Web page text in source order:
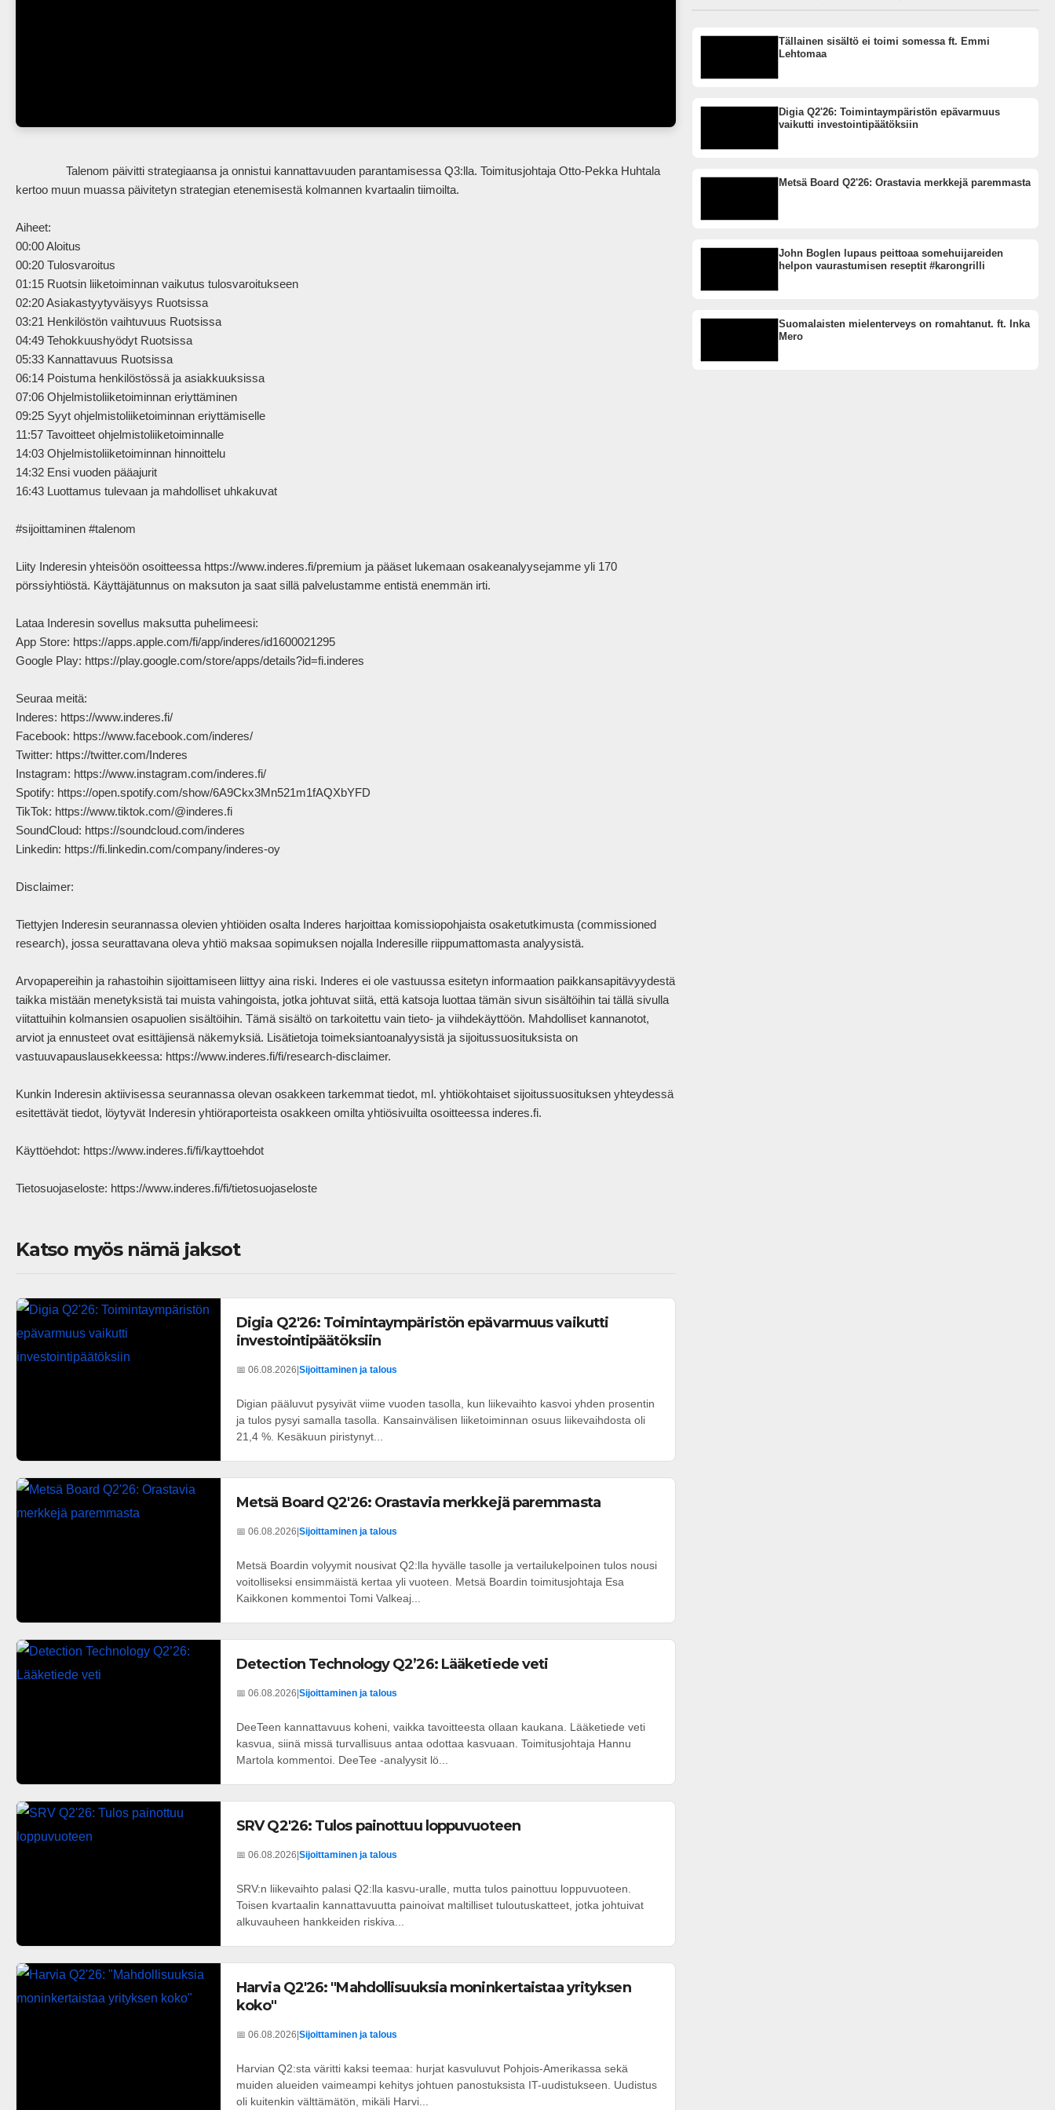
kertoo muun muassa päivitetyn strategian etenemisestä kolmannen kvartaalin tiimoilta.
Aiheet:
00:00 Aloitus
00:20 Tulosvaroitus
01:15 Ruotsin liiketoiminnan vaikutus tulosvaroitukseen
02:20 Asiakastyytyväisyys Ruotsissa
03:21 Henkilöstön vaihtuvuus Ruotsissa
04:49 Tehokkuushyödyt Ruotsissa
05:33 Kannattavuus Ruotsissa
06:14 Poistuma henkilöstössä ja asiakkuuksissa
07:06 Ohjelmistoliiketoiminnan eriyttäminen
09:25 Syyt ohjelmistoliiketoiminnan eriyttämiselle
11:57 Tavoitteet ohjelmistoliiketoiminnalle
14:03 Ohjelmistoliiketoiminnan hinnoittelu
14:32 Ensi vuoden pääajurit
16:43 Luottamus tulevaan ja mahdolliset uhkakuvat
#sijoittaminen #talenom
Liity Inderesin yhteisöön osoitteessa https://www.inderes.fi/premium ja pääset lukemaan osakeanalyysejamme yli 170
pörssiyhtiöstä. Käyttäjätunnus on maksuton ja saat sillä palvelustamme entistä enemmän irti.
Lataa Inderesin sovellus maksutta puhelimeesi:
App Store: https://apps.apple.com/fi/app/inderes/id1600021295
Google Play: https://play.google.com/store/apps/details?id=fi.inderes
Seuraa meitä:
Inderes: https://www.inderes.fi/
Facebook: https://www.facebook.com/inderes/
Twitter: https://twitter.com/Inderes
Instagram: https://www.instagram.com/inderes.fi/
Spotify: https://open.spotify.com/show/6A9Ckx3Mn521m1fAQXbYFD
TikTok: https://www.tiktok.com/@inderes.fi
SoundCloud: https://soundcloud.com/inderes
Linkedin: https://fi.linkedin.com/company/inderes-oy
Disclaimer:
Tiettyjen Inderesin seurannassa olevien yhtiöiden osalta Inderes harjoittaa komissiopohjaista osaketutkimusta (commissioned
research), jossa seurattavana oleva yhtiö maksaa sopimuksen nojalla Inderesille riippumattomasta analyysistä.
Arvopapereihin ja rahastoihin sijoittamiseen liittyy aina riski. Inderes ei ole vastuussa esitetyn informaation paikkansapitävyydestä
taikka mistään menetyksistä tai muista vahingoista, jotka johtuvat siitä, että katsoja luottaa tämän sivun sisältöihin tai tällä sivulla
viitattuihin kolmansien osapuolien sisältöihin. Tämä sisältö on tarkoitettu vain tieto- ja viihdekäyttöön. Mahdolliset kannanotot,
arviot ja ennusteet ovat esittäjiensä näkemyksiä. Lisätietoja toimeksiantoanalyysistä ja sijoitussuosituksista on
vastuuvapauslausekkeessa: https://www.inderes.fi/fi/research-disclaimer.
Kunkin Inderesin aktiivisessa seurannassa olevan osakkeen tarkemmat tiedot, ml. yhtiökohtaiset sijoitussuosituksen yhteydessä
esitettävät tiedot, löytyvät Inderesin yhtiöraporteista osakkeen omilta yhtiösivuilta osoitteessa inderes.fi.
Käyttöehdot: https://www.inderes.fi/fi/kayttoehdot
Tietosuojaseloste: https://www.inderes.fi/fi/tietosuojaseloste
Katso myös nämä jaksot
Digia Q2'26: Toimintaympäristön epävarmuus vaikutti
investointipäätöksiin
📅 06.08.2026 Sijoittaminen ja talous
Digian pääluvut pysyivät viime vuoden tasolla, kun liikevaihto kasvoi yhden prosentin
ja tulos pysyi samalla tasolla. Kansainvälisen liiketoiminnan osuus liikevaihdosta oli
21,4 %. Kesäkuun piristynyt...
Metsä Board Q2'26: Orastavia merkkejä paremmasta
📅 06.08.2026 Sijoittaminen ja talous
Metsä Boardin volyymit nousivat Q2:lla hyvälle tasolle ja vertailukelpoinen tulos nousi
voitolliseksi ensimmäistä kertaa yli vuoteen. Metsä Boardin toimitusjohtaja Esa
Kaikkonen kommentoi Tomi Valkeaj...
Detection Technology Q2’26: Lääketiede veti
📅 06.08.2026 Sijoittaminen ja talous
DeeTeen kannattavuus koheni, vaikka tavoitteesta ollaan kaukana. Lääketiede veti
kasvua, siinä missä turvallisuus antaa odottaa kasvuaan. Toimitusjohtaja Hannu
Martola kommentoi. DeeTee -analyysit lö...
SRV Q2'26: Tulos painottuu loppuvuoteen
📅 06.08.2026 Sijoittaminen ja talous
SRV:n liikevaihto palasi Q2:lla kasvu-uralle, mutta tulos painottuu loppuvuoteen.
Toisen kvartaalin kannattavuutta painoivat maltilliset tuloutuskatteet, jotka johtuivat
alkuvauheen hankkeiden riskiva...
Harvia Q2'26: "Mahdollisuuksia moninkertaistaa yrityksen
koko"
📅 06.08.2026 Sijoittaminen ja talous
Harvian Q2:sta väritti kaksi teemaa: hurjat kasvuluvut Pohjois-Amerikassa sekä
muiden alueiden vaimeampi kehitys johtuen panostuksista IT-uudistukseen. Uudistus
oli kuitenkin välttämätön, mikäli Harvi...
Tällainen sisältö ei toimi somessa ft. Emmi
Lehtomaa
Digia Q2'26: Toimintaympäristön epävarmuus
vaikutti investointipäätöksiin
Metsä Board Q2'26: Orastavia merkkejä paremmasta
John Boglen lupaus peittoaa somehuijareiden
helpon vaurastumisen reseptit #karongrilli
Suomalaisten mielenterveys on romahtanut. ft. Inka
Mero